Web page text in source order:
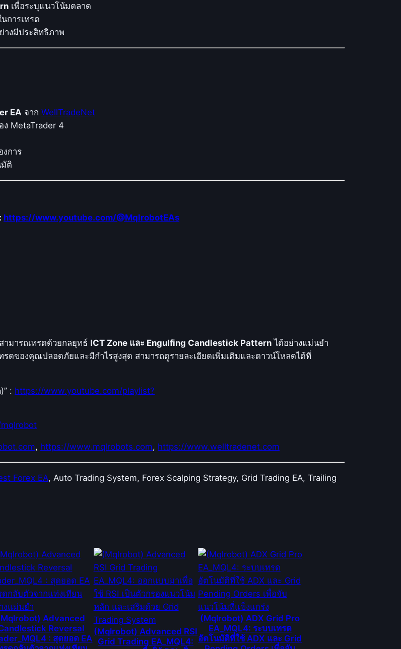
ย
ก
ล
ยุ
T
Z
แ
E
C
a
l
P
n
ไ
ย่
า
ง
เพื่อระบุแนวโน้มตลาด
การเทรด
างมีประสิทธิภาพ
EA จาก WellTradeNet
ง MetaTrader 4
งการ
ติ
https://www.youtube.com/@MqlrobotEAs
มารถเทรดด้วยกลยุทธ์ ICT Zone และ Engulfing Candlestick Pattern ได้อย่างแม่นยำ
รดของคุณปลอดภัยและมีกำไรสูงสุด สามารถดูรายละเอียดเพิ่มเติมและดาวน์โหลดได้ที่
: https://www.youtube.com/playlist?
, https://www.mqlrobots.com, https://www.welltradenet.com
Forex EA, Auto Trading System, Forex Scalping Strategy, Grid Trading EA, Trailing
Advanced
Reversal
: สุดยอด EA
(Mqlrobot) Advanced RSI
Grid Trading EA_MQL4:
(Mqlrobot) ADX Grid Pro
EA_MQL4: ระบบเทรด
อัตโนมัติที่ใช้ ADX และ Grid